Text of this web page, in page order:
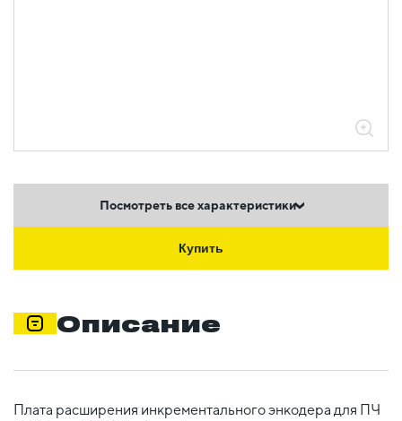
Посмотреть все характеристики
Купить
Описание
Плата расширения инкрементального энкодера для ПЧ